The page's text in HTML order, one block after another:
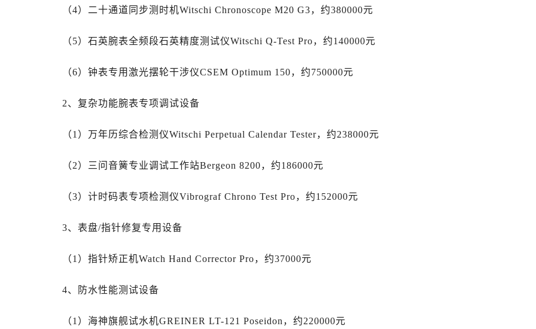
辽宁省铁岭市银州区南马路劳力士售后服务中心（需提前预约）
辽宁省沈阳市沈河区中街路137号亨得利名表维修授权店1楼劳力士售后服务中心（需提前预约）
北京市朝阳区建国门外大街甲6号华熙国际中心D座11层1102室劳力士售后服务中心（需提前预约）
河北省保定市竞秀区朝阳北大街北国先天下劳力士售后服务中心（需提前预约）
内蒙古自治区巴彦淖尔市临河区新华街劳力士售后服务中心（需提前预约）
内蒙古自治区赤峰市红山区哈达街劳力士售后服务中心（需提前预约）
内蒙古自治区鄂尔多斯市东胜区伊金霍洛街劳力士售后服务中心（需提前预约）
内蒙古自治区通辽市科尔沁区明仁大街劳力士售后服务中心（需提前预约）
内蒙古自治区乌兰察布市集宁区恩和大街劳力士售后服务中心（需提前预约）
内蒙古自治区兴安盟市乌兰浩特市兴安大街劳力士售后服务中心（需提前预约）
山西省晋城市城区黄华街劳力士售后服务中心（需提前预约）
（4）二十通道同步测时机Witschi Chronoscope M20 G3，约380000元
（5）石英腕表全频段石英精度测试仪Witschi Q-Test Pro，约140000元
（6）钟表专用激光摆轮干涉仪CSEM Optimum 150，约750000元
2、复杂功能腕表专项调试设备
（1）万年历综合检测仪Witschi Perpetual Calendar Tester，约238000元
（2）三问音簧专业调试工作站Bergeon 8200，约186000元
（3）计时码表专项检测仪Vibrograf Chrono Test Pro，约152000元
3、表盘/指针修复专用设备
（1）指针矫正机Watch Hand Corrector Pro，约37000元
4、防水性能测试设备
（1）海神旗舰试水机GREINER LT-121 Poseidon，约220000元